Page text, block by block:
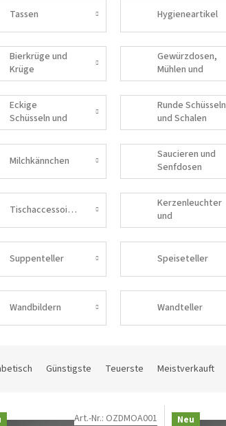
Tassen Hygieneartikel
Bierkrüge und
Krüge
Gewürzdosen,
Mühlen und
Salzstreuer
Eckige
Schüsseln und
Schalen
Runde Schüsseln
und Schalen
Milchkännchen
Saucieren und
Senfdosen
Tischaccessoires
Kerzenleuchter
und
Dekorationen
Suppenteller Speiseteller
Wandbildern Wandteller
Günstigste Teuerste Meistverkauft
Art.-Nr.: OZDMOA001 Neu